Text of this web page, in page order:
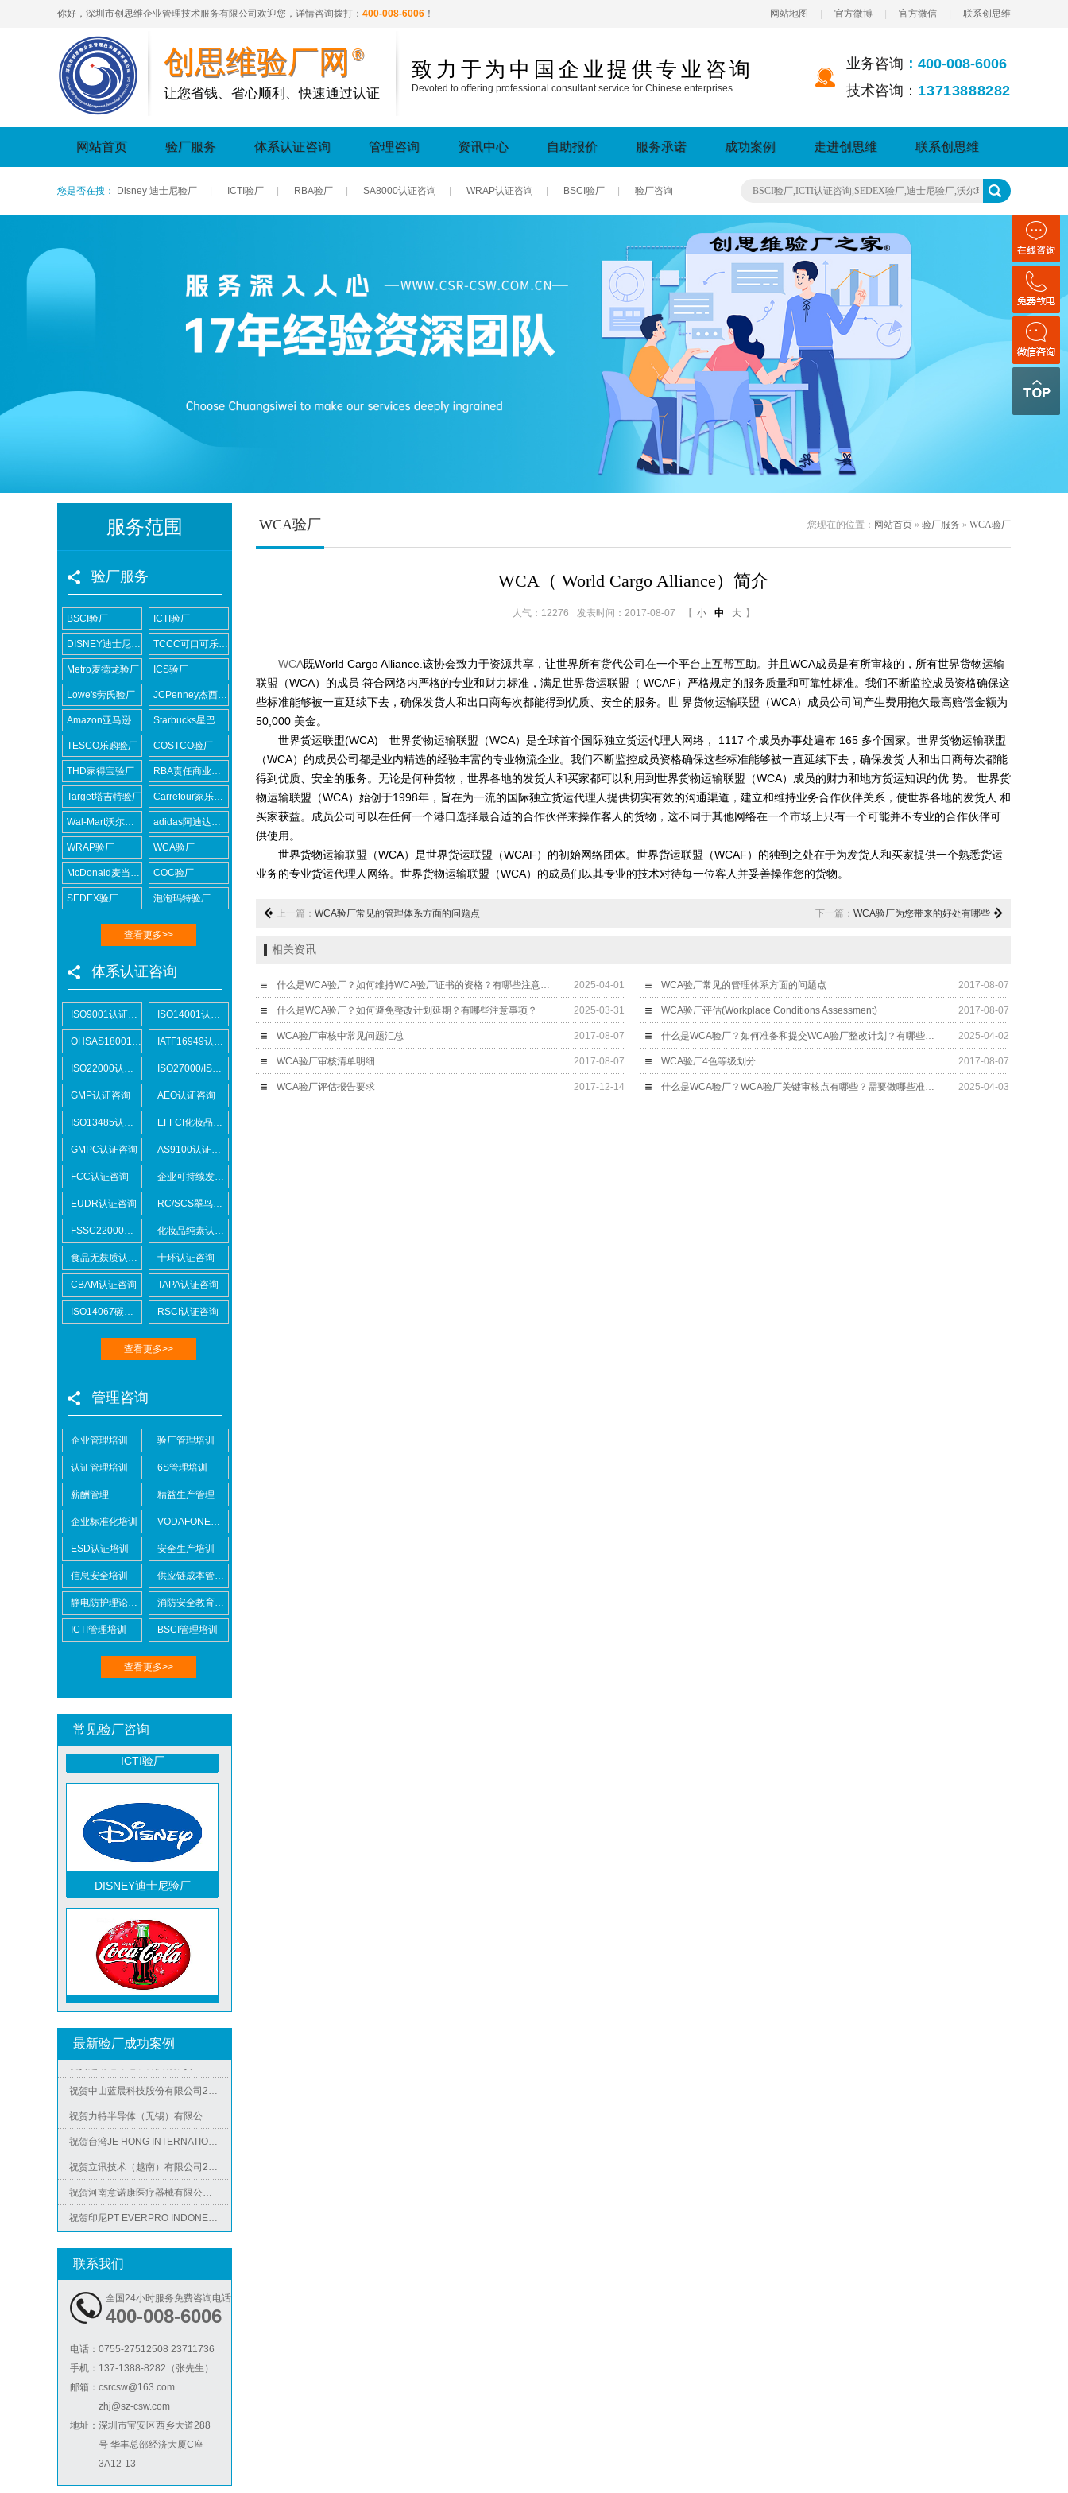
你好，深圳市创思维企业管理技术服务有限公司欢迎您，详情咨询拨打： 400-008-6006 ！ 网站地图 官方微博 官方微信 联系创思维
创思维验厂网 ®
让您省钱、省心顺利、快速通过认证
致力于为中国企业提供专业咨询
Devoted to offering professional consultant service for Chinese enterprises
业务咨询 ：400-008-6006
技术咨询： 13713888282
网站首页 验厂服务 体系认证咨询 管理咨询 资讯中心 自助报价 服务承诺 成功案例 走进创思维 联系创思维
您是否在搜： Disney 迪士尼验厂 ICTI验厂 RBA验厂 SA8000认证咨询 WRAP认证咨询 BSCI验厂 验厂咨询
服务范围
验厂服务
BSCI验厂 ICTI验厂
DISNEY迪士尼验厂 TCCC可口可乐验厂
Metro麦德龙验厂 ICS验厂
Lowe's劳氏验厂 JCPenney杰西潘尼验厂
Amazon亚马逊验厂 Starbucks星巴克验厂
TESCO乐购验厂 COSTCO验厂
THD家得宝验厂 RBA责任商业联盟认证咨询
Target塔吉特验厂 Carrefour家乐福验厂
Wal-Mart沃尔玛验厂 adidas阿迪达斯验厂
WRAP验厂 WCA验厂
McDonald麦当劳验厂 COC验厂
SEDEX验厂 泡泡玛特验厂
查看更多>>
体系认证咨询
ISO9001认证咨询 ISO14001认证咨询
OHSAS18001认证咨询 IATF16949认证咨询
ISO22000认证咨询 ISO27000/ISO27001认证咨询
GMP认证咨询 AEO认证咨询
ISO13485认证咨询 EFFCI化妆品原料认证咨询
GMPC认证咨询 AS9100认证咨询
FCC认证咨询 企业可持续发展SCORE认证咨询
EUDR认证咨询 RC/SCS翠鸟认证咨询
FSSC22000认证咨询 化妆品纯素认证咨询
食品无麸质认证咨询 十环认证咨询
CBAM认证咨询 TAPA认证咨询
ISO14067碳足迹 RSCI认证咨询
查看更多>>
管理咨询
企业管理培训 验厂管理培训
认证管理培训 6S管理培训
薪酬管理 精益生产管理
企业标准化培训 VODAFONE认证知识培训
ESD认证培训 安全生产培训
信息安全培训 供应链成本管控培训
静电防护理论培训 消防安全教育培训
ICTI管理培训 BSCI管理培训
查看更多>>
常见验厂咨询
Lowe's劳氏验厂
BSCI验厂
ICTI验厂
DISNEY迪士尼验厂
TCCC可口可乐验厂
Metro麦德龙验厂
ICS验厂
Lowe's劳氏验厂
最新验厂成功案例
祝贺中山蓝晨科技股份有限公司2026年快速通过BSCI验厂-B级
祝贺力特半导体（无锡）有限公司2026年快速通过RBA-VAP认证审核并取得170.2分
祝贺台湾JE HONG INTERNATIONAL TEXTILE CO., LTD 2026年快速通过GRS认证
祝贺立讯技术（越南）有限公司2026年快速通过RBA-VAP认证审核，斩获金牌评级！
祝贺河南意诺康医疗器械有限公司2026年快速通过GMP认证
祝贺印尼PT EVERPRO INDONESIA TECHNOLOGIES公司2026年快速通过RBA-VAP审核
祝贺泰国LIGHTUP公司2026年快速通过SCAN验厂审核并取得99分
祝贺越南达方电子科技有限责任公司2026年快速通过RBA-VAP审核并取得178分银牌
祝贺中山蓝晨科技股份有限公司2026年快速通过BSCI验厂-B级
祝贺力特半导体（无锡）有限公司2026年快速通过RBA-VAP认证审核并取得170.2分
联系我们
全国24小时服务免费咨询电话
400-008-6006
电话： 0755-27512508 23711736
手机： 137-1388-8282（张先生）
邮箱： csrcsw@163.com
zhj@sz-csw.com
地址： 深圳市宝安区西乡大道288
号 华丰总部经济大厦C座
3A12-13
WCA验厂 您现在的位置： 网站首页 » 验厂服务 » WCA验厂
WCA（ World Cargo Alliance）简介
人气：12276 发表时间：2017-08-07 【 小 中 大 】
WCA既World Cargo Alliance. 该协会致力于资源共享，让世界所有货代公司在一个平台上互帮互助。并且 WCA成员是有所审核的，所有世界货物运输
联盟（WCA）的成员 符合网络内严格的专业和财力标准，满足世界货运联盟（ WCAF）严格规定的服务质量和可靠性标准。我们不断监控成员资格确保这
些标准能够被一直延续下去，确保发货人和出口商每次都能得到优质、安全的服务。世 界货物运输联盟（WCA）成员公司间产生费用拖欠最高赔偿金额为
50,000 美金。
世界货运联盟(WCA) 世界货物运输联盟（WCA）是全球首个国际独立货运代理人网络， 1117 个成员办事处遍布 165 多个国家。世界货物运输联盟
（WCA）的成员公司都是业内精选的经验丰富的专业物流企业。我们不断监控成员资格确保这些标准能够被一直延续下去，确保发货 人和出口商每次都能
得到优质、安全的服务。无论是何种货物，世界各地的发货人和买家都可以利用到世界货物运输联盟（WCA）成员的财力和地方货运知识的优 势。 世界货
物运输联盟（WCA）始创于1998年，旨在为一流的国际独立货运代理人提供切实有效的沟通渠道，建立和维持业务合作伙伴关系，使世界各地的发货人 和
买家获益。成员公司可以在任何一个港口选择最合适的合作伙伴来操作客人的货物，这不同于其他网络在一个市场上只有一个可能并不专业的合作伙伴可
供使用。
世界货物运输联盟（WCA）是世界货运联盟（WCAF）的初始网络团体。世界货运联盟（WCAF）的独到之处在于为发货人和买家提供一个熟悉货运
业务的专业货运代理人网络。世界货物运输联盟（WCA）的成员们以其专业的技术对待每一位客人并妥善操作您的货物。
上一篇： WCA验厂常见的管理体系方面的问题点 下一篇： WCA验厂为您带来的好处有哪些
相关资讯
什么是WCA验厂？如何维持WCA验厂证书的资格？有哪些注意事项？ 2025-04-01 WCA验厂常见的管理体系方面的问题点 2017-08-07
什么是WCA验厂？如何避免整改计划延期？有哪些注意事项？ 2025-03-31 WCA验厂评估(Workplace Conditions Assessment) 2017-08-07
WCA验厂审核中常见问题汇总 2017-08-07 什么是WCA验厂？如何准备和提交WCA验厂整改计划？有哪些注意事项？ 2025-04-02
WCA验厂审核清单明细 2017-08-07 WCA验厂4色等级划分 2017-08-07
WCA验厂评估报告要求 2017-12-14 什么是WCA验厂？WCA验厂关键审核点有哪些？需要做哪些准备工作？ 2025-04-03